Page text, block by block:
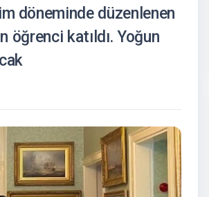
döneminde düzenlenen
öğrenci katıldı. Yoğun